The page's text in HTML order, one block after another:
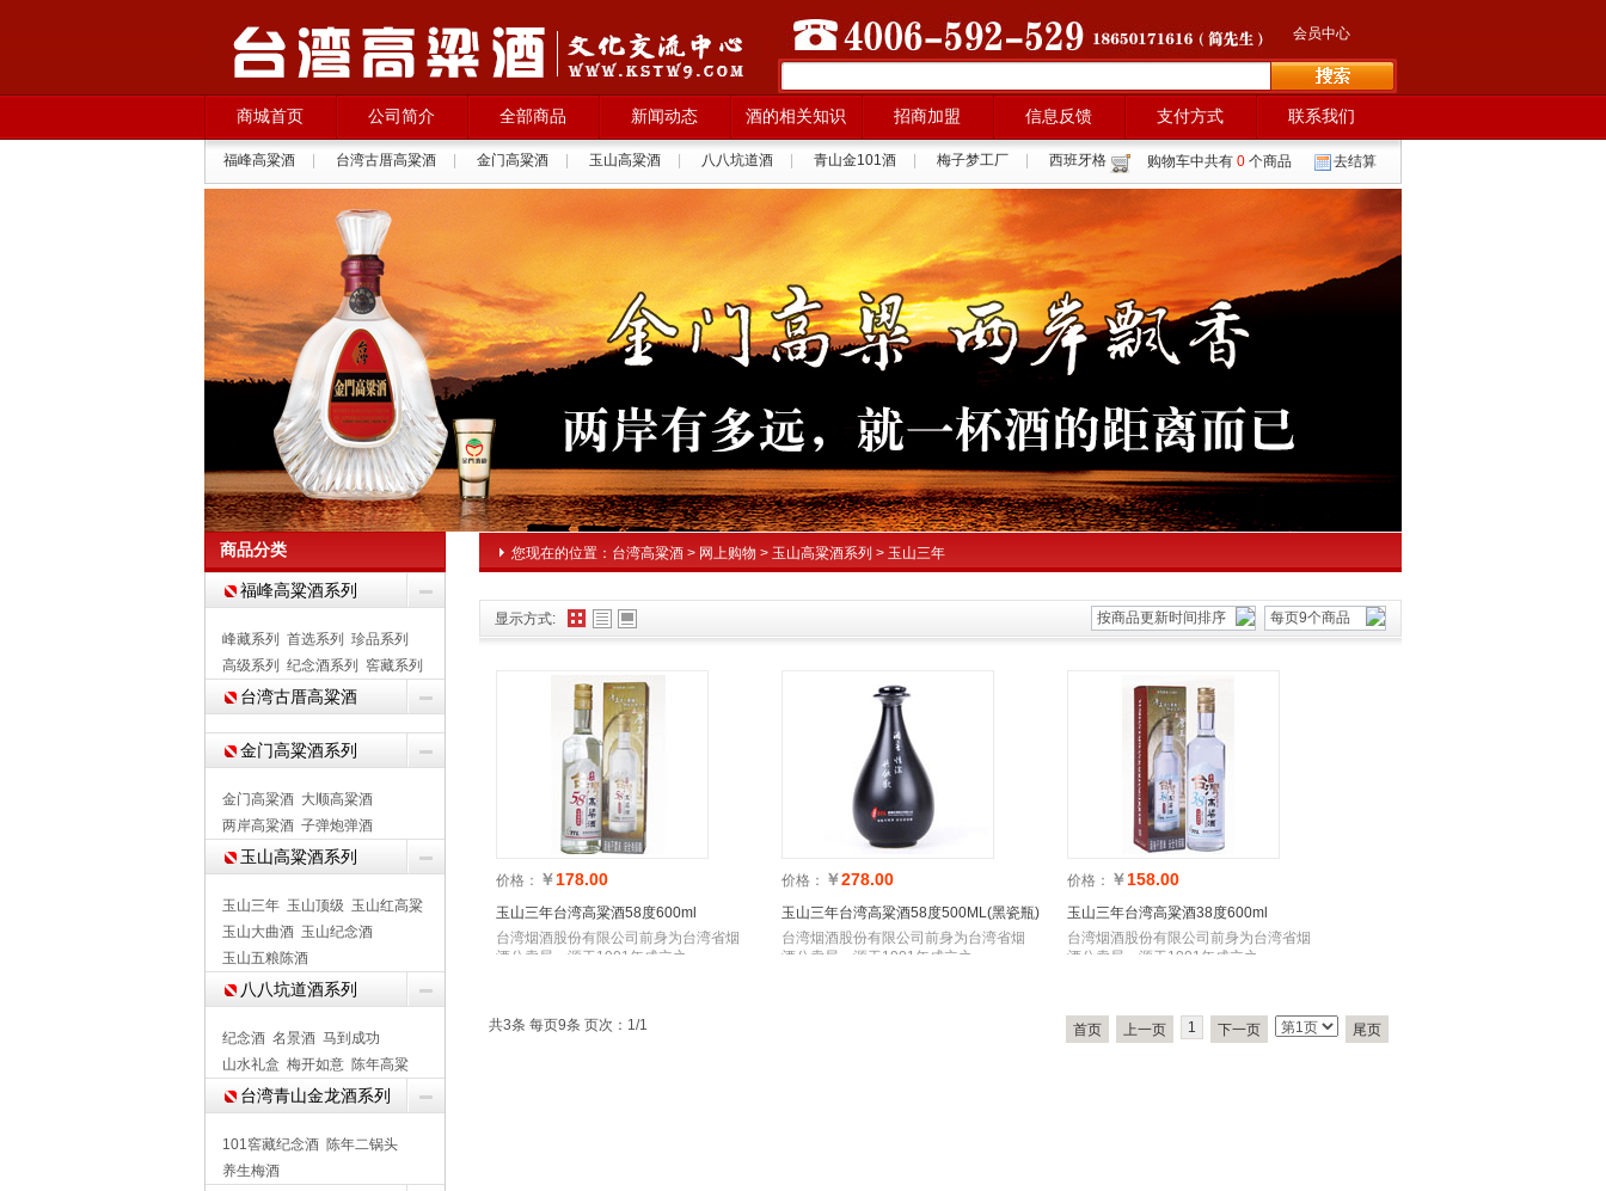
商城首页 公司简介 全部商品 新闻动态 酒的相关知识 招商加盟 信息反馈 支付方式 联系我们
福峰高粱酒 台湾古厝高粱酒 金门高粱酒 玉山高粱酒 八八坑道酒 青山金101酒 梅子梦工厂
西班牙格
拉纳葡萄酒
|
购物车中共有 0 个商品 去结算
会员中心
商品分类
福峰高粱酒系列
峰藏系列 首选系列
珍品系列
高级系列
纪念酒系列 窖藏系列
台湾古厝高粱酒
金门高粱酒系列
金门高粱酒 大顺高粱酒
两岸高粱酒 子弹炮弹酒
玉山高粱酒系列
玉山三年 玉山顶级 玉山红高粱
玉山大曲酒 玉山纪念酒
玉山五粮陈酒
八八坑道酒系列
纪念酒 名景酒 马到成功
山水礼盒 梅开如意 陈年高粱
台湾青山金龙酒系列
101窖藏纪念酒 陈年二锅头
养生梅酒
您现在的位置： 台湾高粱酒 > 网上购物 > 玉山高粱酒系列 > 玉山三年
按商品更新时间排序 每页9个商品
显示方式:
价格： ￥178.00
玉山三年台湾高粱酒58度600ml
台湾烟酒股份有限公司前身为台湾省烟
酒公卖局，源于1901年成立之
价格： ￥278.00
玉山三年台湾高粱酒58度500ML(黑瓷瓶)
台湾烟酒股份有限公司前身为台湾省烟
酒公卖局，源于1901年成立之
价格： ￥158.00
玉山三年台湾高粱酒38度600ml
台湾烟酒股份有限公司前身为台湾省烟
酒公卖局，源于1901年成立之
共3条 每页9条 页次：1/1 首页 上一页 1 下一页 尾页